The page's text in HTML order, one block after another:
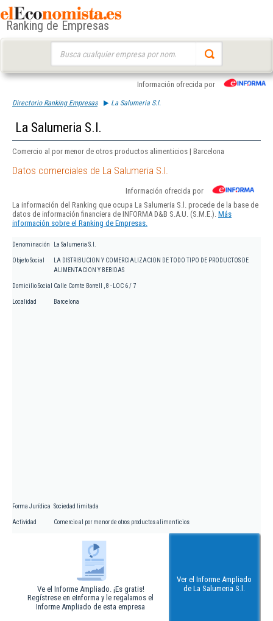
Ranking de Empresas
Información ofrecida por
Directorio Ranking Empresas La Salumeria S.l.
La Salumeria S.l.
Comercio al por menor de otros productos alimenticios | Barcelona
Datos comerciales de La Salumeria S.l.
Información ofrecida por
La información del Ranking que ocupa La Salumeria S.l. procede de la base de
datos de información financiera de INFORMA D&B S.A.U. (S.M.E.). Más
información sobre el Ranking de Empresas.
Denominación La Salumeria S.l.
Objeto Social
LA DISTRIBUCION Y COMERCIALIZACION DE TODO TIPO DE PRODUCTOS DE
ALIMENTACION Y BEBIDAS
Domicilio Social Calle Comte Borrell , 8 - LOC 6 / 7
Localidad Barcelona
Forma Jurídica Sociedad limitada
Actividad Comercio al por menor de otros productos alimenticios
Ve el Informe Ampliado. ¡Es gratis!
Regístrese en eInforma y le regalamos el
Informe Ampliado de esta empresa
Ver el Informe Ampliado
de La Salumeria S.l.